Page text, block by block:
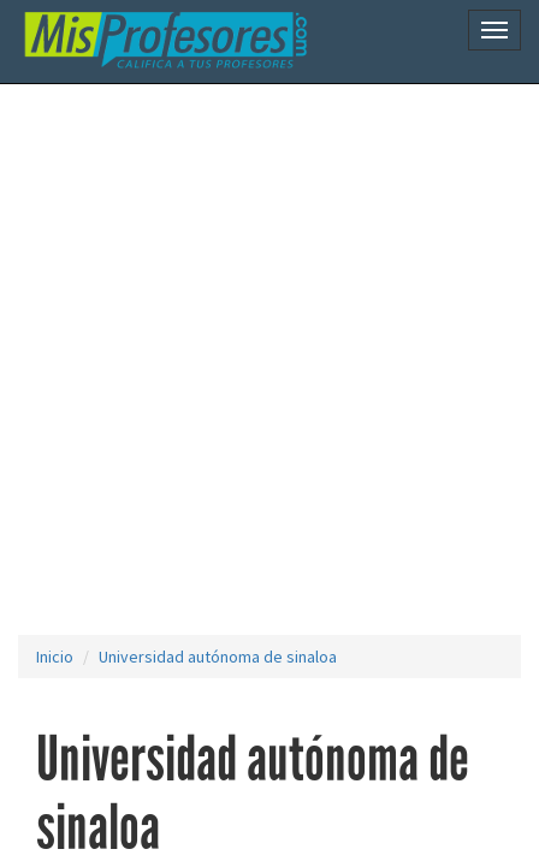
Inicio Universidad autónoma de sinaloa
Universidad autónoma de
sinaloa